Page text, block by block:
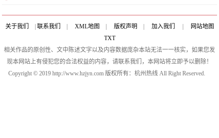
关于我们 | 联系我们 | XML地图 | 版权声明 | 加入我们 |
网站地图
TXT
相关作品的原创性、文中陈述文字以及内容数据庞杂本站无法一一核实，如果您发
现本网站上有侵犯您的合法权益的内容，请联系我们，本网站将立即予以删除！
Copyright © 2019 http://www.hzjyn.com 版权所有：杭州热线 All Right Reserved.